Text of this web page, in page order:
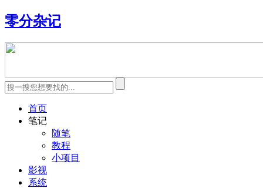
零分杂记
首页
笔记
随笔
教程
小项目
影视
系统